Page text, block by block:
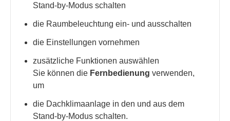
Stand-by-Modus schalten
die Raumbeleuchtung ein- und ausschalten
die Einstellungen vornehmen
zusätzliche Funktionen auswählen
Sie können die Fernbedienung verwenden,
um
die Dachklimaanlage in den und aus dem
Stand-by-Modus schalten.